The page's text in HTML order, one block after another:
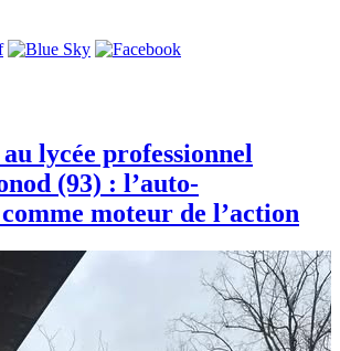
lycée professionnel
(93) : l’auto-
moteur de l’action